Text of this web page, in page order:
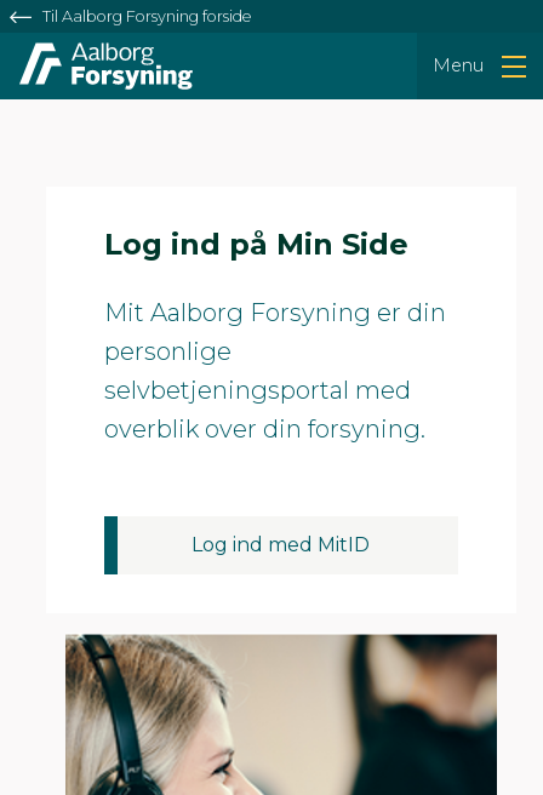
Til Aalborg Forsyning forside
Log ind på Min Side
Mit Aalborg Forsyning er din
personlige
selvbetjeningsportal med
overblik over din forsyning.
Log ind med MitID